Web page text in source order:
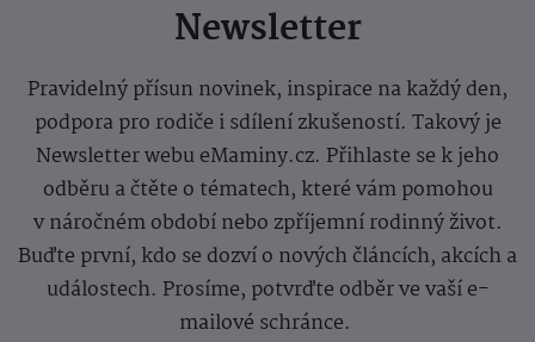
Newsletter
Pravidelný přísun novinek, inspirace na každý den,
podpora pro rodiče i sdílení zkušeností. Takový je
Newsletter webu eMaminy.cz. Přihlaste se k jeho
odběru a čtěte o tématech, které vám pomohou
v náročném období nebo zpříjemní rodinný život.
Buďte první, kdo se dozví o nových článcích, akcích a
událostech. Prosíme, potvrďte odběr ve vaší e-
mailové schránce.